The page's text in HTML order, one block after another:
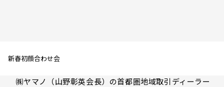
新春初顔合わせ会
㈱ヤマノ（山野彰英会長）の首都圏地域取引ディーラー